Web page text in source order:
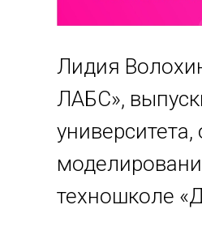
Лидия
ЛАБС»,
техношколе